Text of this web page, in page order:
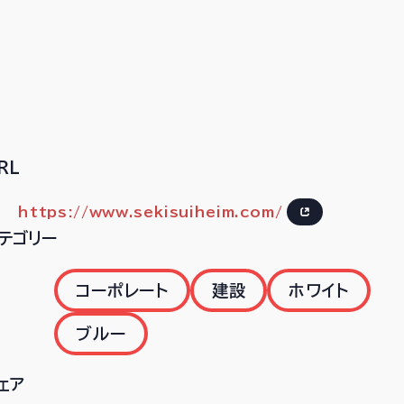
https://www.sekisuiheim.com/
ゴリー
コーポレート 建設 ホワイト
ブルー
ア